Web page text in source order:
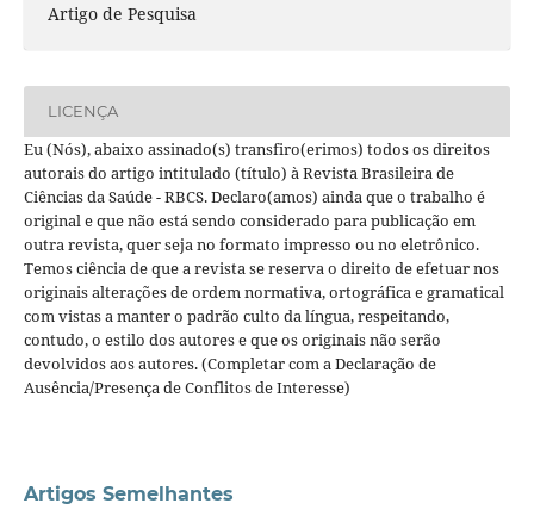
Artigo de Pesquisa
LICENÇA
Eu (Nós), abaixo assinado(s) transfiro(erimos) todos os direitos
autorais do artigo intitulado (título) à Revista Brasileira de
Ciências da Saúde - RBCS. Declaro(amos) ainda que o trabalho é
original e que não está sendo considerado para publicação em
outra revista, quer seja no formato impresso ou no eletrônico.
Temos ciência de que a revista se reserva o direito de efetuar nos
originais alterações de ordem normativa, ortográfica e gramatical
com vistas a manter o padrão culto da língua, respeitando,
contudo, o estilo dos autores e que os originais não serão
devolvidos aos autores. (Completar com a Declaração de
Ausência/Presença de Conflitos de Interesse)
Artigos Semelhantes